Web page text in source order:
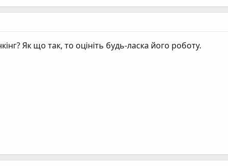
Як що так, то оцініть будь-ласка його роботу.